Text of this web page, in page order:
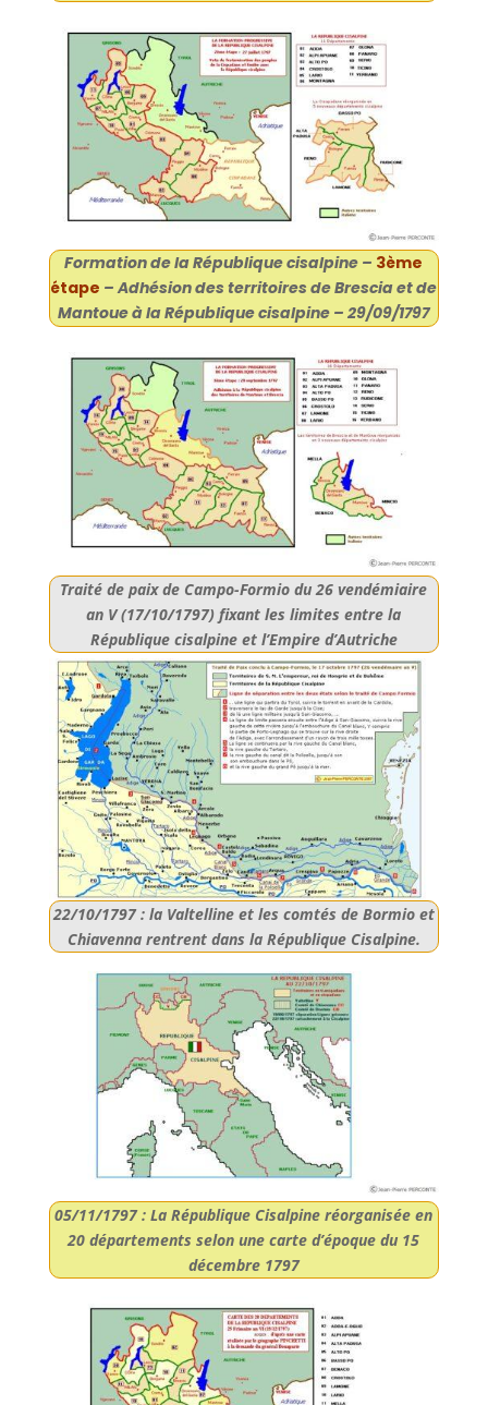
Formation de la République cisalpine – 3ème
étape – Adhésion des territoires de Brescia et de
Mantoue à la République cisalpine – 29/09/1797
Traité de paix de Campo-Formio du 26 vendémiaire
an V (17/10/1797) fixant les limites entre la
République cisalpine et l’Empire d’Autriche
22/10/1797 : la Valtelline et les comtés de Bormio et
Chiavenna rentrent dans la République Cisalpine.
05/11/1797 : La République Cisalpine réorganisée en
20 départements selon une carte d’époque du 15
décembre 1797